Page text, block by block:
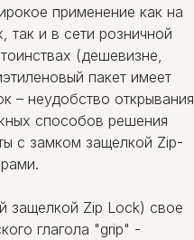
применение как на
так и в сети розничной
(дешевизне,
пакет имеет
– неудобство открывания
способов решения
с замком защелкой Zip-
защелкой Zip Lock) свое
глагола "grip" -